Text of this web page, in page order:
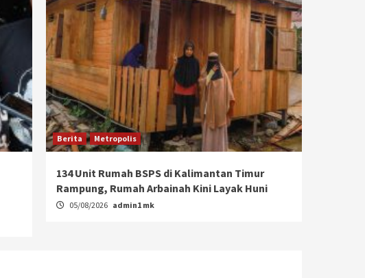
Berita Metropolis
134 Unit Rumah BSPS di Kalimantan Timur
Rampung, Rumah Arbainah Kini Layak Huni
05/08/2026 admin1 mk